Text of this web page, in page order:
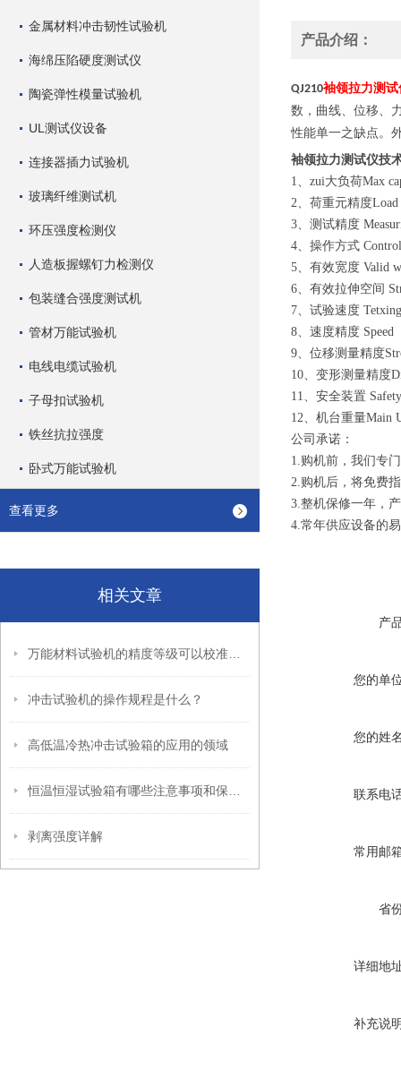
金属材料冲击韧性试验机
海绵压陷硬度测试仪
陶瓷弹性模量试验机
UL测试仪设备
连接器插力试验机
玻璃纤维测试机
环压强度检测仪
人造板握螺钉力检测仪
包装缝合强度测试机
管材万能试验机
电线电缆试验机
子母扣试验机
铁丝抗拉强度
卧式万能试验机
查看更多
相关文章
冲击试验机的操作规程是什么？
高低温冷热冲击试验箱的应用的领域
剥离强度详解
产品介绍：
QJ210袖领拉力测试
数，曲线、位移、
性能单一之缺点。
袖领拉力测试仪技
1、zui大负荷Max
2、荷重元精度
3、测试精度
4、操作方式
5、有效宽度 Valid
6、有效拉伸空间
7、试验速度
8、速度精度
9、位移测量精度
10、变形测量精度
11、安全装置
12、机台重量Main
公司承诺：
1.购机前，我们专
2.购机后，将免费
3.整机保修一年，
4.常年供应设备的
产
您的单
您的姓
联系电
常用邮
省
详细地
补充说